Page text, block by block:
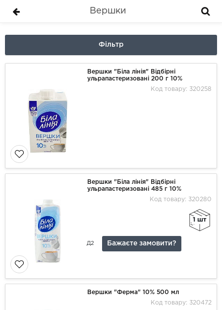
Вершки
Фільтр
Вершки "Біла лінія" Відбірні
ульрапастеризовані 200 г 10%
Код товару: 320258
Вершки "Біла лінія" Відбірні
ульрапастеризовані 485 г 10%
Код товару: 320280
1 шт
Д2 Бажаєте замовити?
Вершки "Ферма" 10% 500 мл
Код товару: 320472